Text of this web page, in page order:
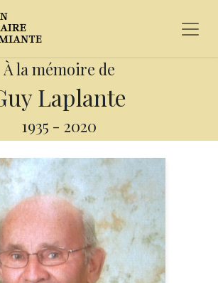
À la mémoire de
Laplante
1935 - 2020